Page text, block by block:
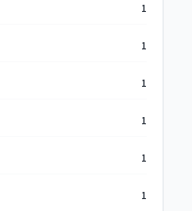
1
1
1
1
1
1